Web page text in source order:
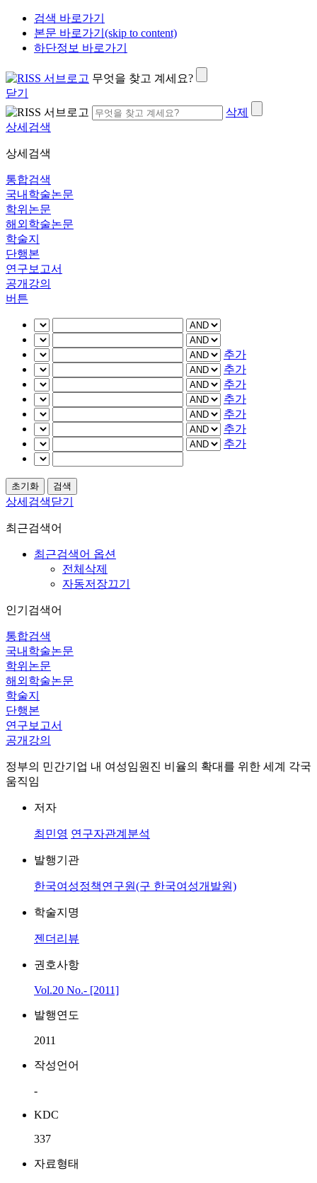
검색 바로가기
본문 바로가기(skip to content)
하단정보 바로가기
무엇을 찾고 계세요?
닫기
삭제
상세검색
상세검색
통합검색
국내학술논문
학위논문
해외학술논문
학술지
단행본
연구보고서
공개강의
버튼
추가
추가
추가
추가
추가
추가
추가
상세검색닫기
최근검색어
최근검색어 옵션
전체삭제
자동저장끄기
인기검색어
통합검색
국내학술논문
학위논문
해외학술논문
학술지
단행본
연구보고서
공개강의
정부의 민간기업 내 여성임원진 비율의 확대를 위한 세계 각국
움직임
저자
최민영 연구자관계분석
발행기관
한국여성정책연구원(구 한국여성개발원)
학술지명
젠더리뷰
권호사항
Vol.20 No.- [2011]
발행연도
2011
작성언어
-
KDC
337
자료형태